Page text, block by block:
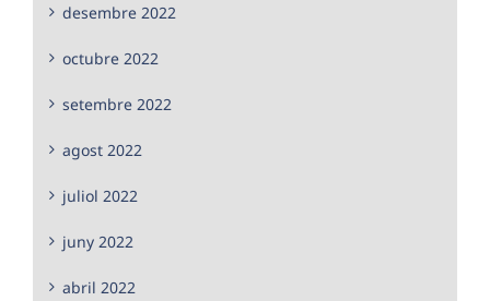
desembre 2022
octubre 2022
setembre 2022
agost 2022
juliol 2022
juny 2022
abril 2022